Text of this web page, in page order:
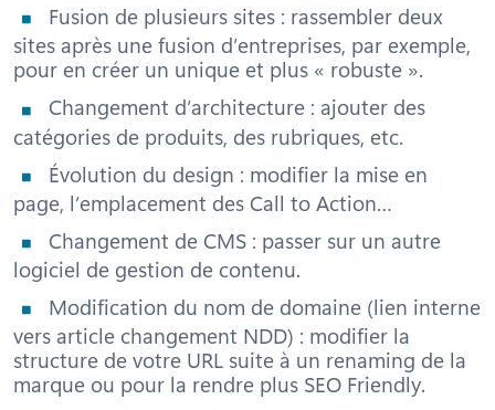
Fusion de plusieurs sites : rassembler deux
sites après une fusion d’entreprises, par exemple,
pour en créer un unique et plus « robuste ».
Changement d’architecture : ajouter des
catégories de produits, des rubriques, etc.
Évolution du design : modifier la mise en
page, l’emplacement des Call to Action…
Changement de CMS : passer sur un autre
logiciel de gestion de contenu.
Modification du nom de domaine (lien interne
vers article changement NDD) : modifier la
structure de votre URL suite à un renaming de la
marque ou pour la rendre plus SEO Friendly.